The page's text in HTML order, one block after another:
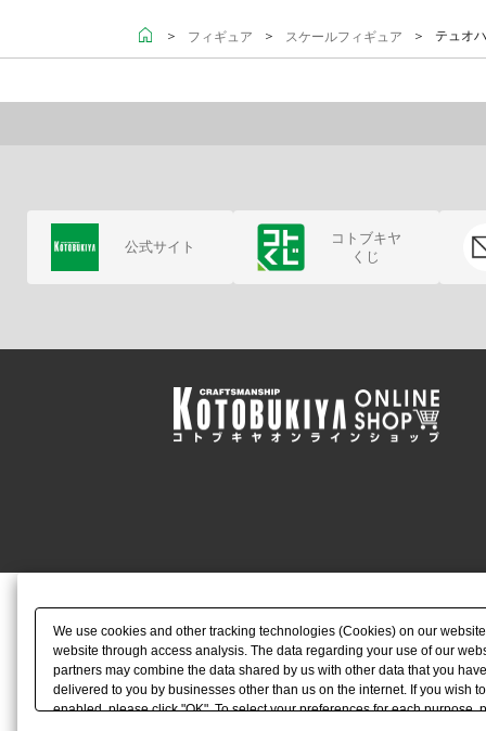
＞ フィギュア ＞ スケールフィギュア ＞ テュオ
公式サイト
コトブキヤ
くじ
We use cookies and other tracking technologies (Cookies) on our
website through access analysis. The data regarding your use of our
partners may combine the data shared by us with other data that you
delivered to you by businesses other than us on the internet. If you wish
enabled, please click "OK". To select your preferences for each purpose,